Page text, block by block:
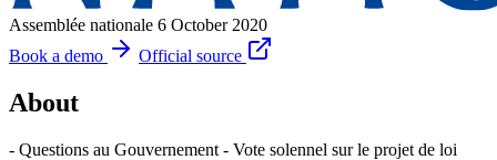
Assemblée nationale 6 October 2020
Book a demo
Official source
About
- Questions au Gouvernement - Vote solennel sur le projet de loi